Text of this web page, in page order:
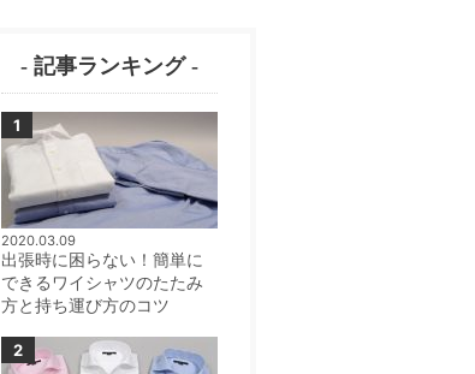
- 記事ランキング -
2020.03.09
出張時に困らない！簡単に
できるワイシャツのたたみ
方と持ち運び方のコツ